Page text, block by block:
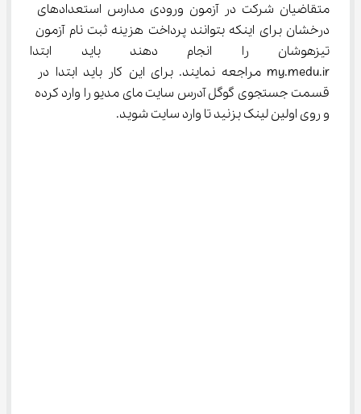
متقاضیان شرکت در آزمون ورودی مدارس استعدادهای
درخشان برای اینکه بتوانند پرداخت هزینه ثبت نام آزمون
تیزهوشان را انجام دهند باید
my.medu.ir مراجعه نمایند. برای این کار باید ابتدا در
قسمت جستجوی گوگل آدرس سایت مای مدیو را وارد کرده
و روی اولین لینک بزنید تا وارد سایت شوید.